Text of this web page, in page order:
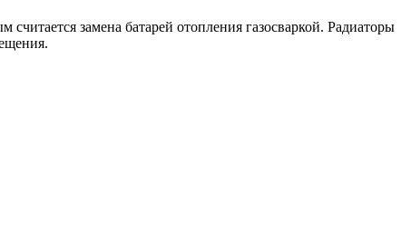
замена батарей отопления газосваркой. Радиаторы